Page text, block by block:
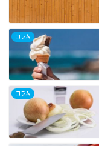
コラム
コラム